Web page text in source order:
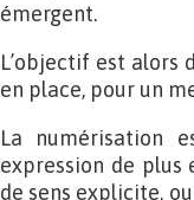
émergent.
L’objectif est alors
en place, pour un
La numérisation
expression de plus
de sens explicite,